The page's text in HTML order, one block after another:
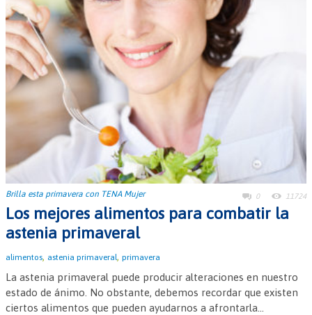
Brilla esta primavera con TENA Mujer 0 11724
Los mejores alimentos para combatir la
astenia primaveral
alimentos, astenia primaveral, primavera
La astenia primaveral puede producir alteraciones en nuestro
estado de ánimo. No obstante, debemos recordar que existen
ciertos alimentos que pueden ayudarnos a afrontarla...